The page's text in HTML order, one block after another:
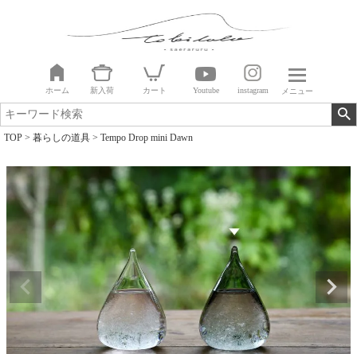
ホーム 新入荷 カート Youtube instagram メニュー
TOP 暮らしの道具 Tempo Drop mini Dawn